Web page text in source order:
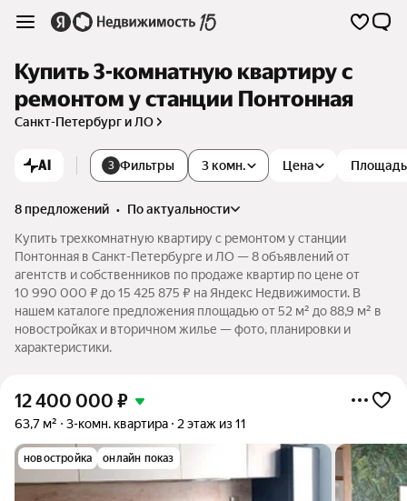
Купить 3-комнатную квартиру с
ремонтом у станции Понтонная
Санкт-Петербург и ЛО
AI 3 Фильтры 3 комн. Цена Площадь
8 предложений •
по актуальности
Купить трехкомнатную квартиру с ремонтом у станции
Понтонная в Санкт-Петербурге и ЛО — 8 объявлений от
агентств и собственников по продаже квартир по цене от
10 990 000 ₽ до 15 425 875 ₽ на Яндекс Недвижимости. В
нашем каталоге предложения площадью от 52 м² до 88,9 м² в
новостройках и вторичном жилье — фото, планировки и
характеристики.
12 400 000 ₽
63,7 м² 3-комн. квартира 2 этаж из 11
новостройка онлайн показ